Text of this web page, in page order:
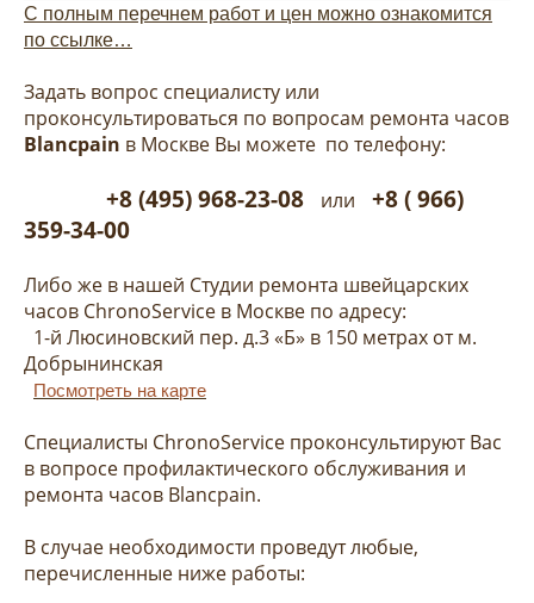
С полным перечнем работ и цен можно ознакомится
по ссылке…
Задать вопрос специалисту или
проконсультироваться по вопросам ремонта часов
Blancpain в Москве Вы можете по телефону:
+8 (495) 968-23-08 или
+8 ( 966)
359-34-00
Либо же в нашей Студии ремонта швейцарских
часов ChronoService в Москве по адресу:
1-й Люсиновский пер. д.3 «Б» в 150 метрах от м.
Добрынинская
Посмотреть на карте
Специалисты ChronoService проконсультируют Вас
в вопросе профилактического обслуживания и
ремонта часов Blancpain.
В случае необходимости проведут любые,
перечисленные ниже работы: